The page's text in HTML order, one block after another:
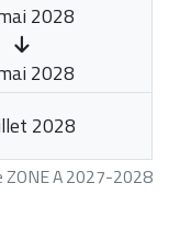
ZONE A 2027-2028
2028
2028
2028